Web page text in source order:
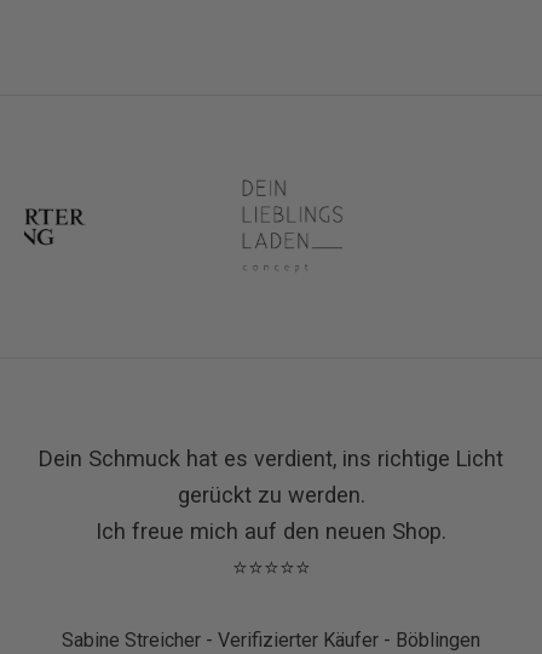
Dein Schmuck hat es verdient, ins richtige Licht
gerückt zu werden.
Ich freue mich auf den neuen Shop.
⭐⭐⭐⭐⭐
Sabine Streicher - Verifizierter Käufer - Böblingen